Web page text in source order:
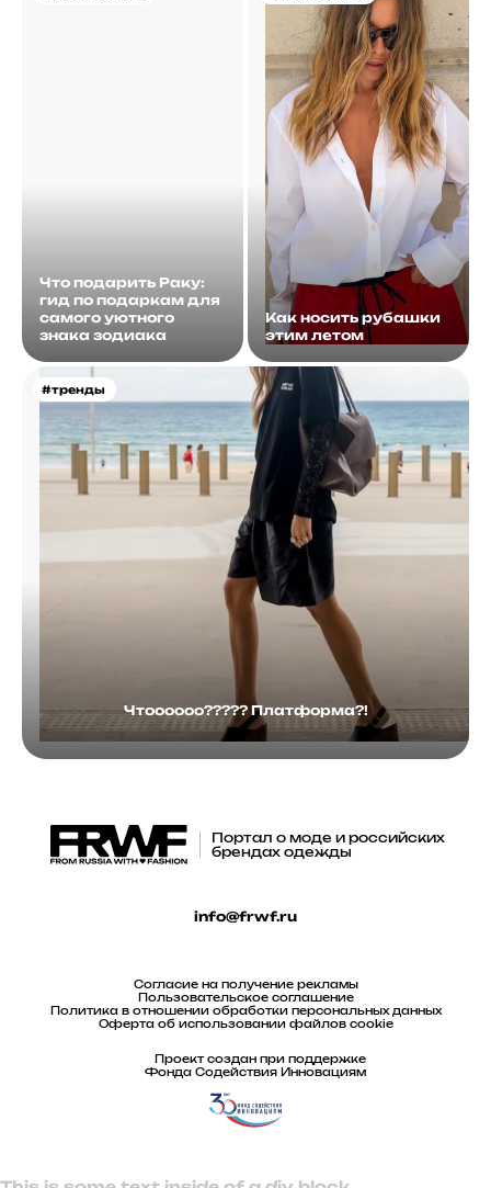
Что подарить Раку:
гид по подаркам для
самого уютного
знака зодиака
Как носить рубашки
этим летом
#тренды
Чтоооооо????? Платформа?!
Портал о моде и российских
брендах одежды
info@frwf.ru
Согласие на получение рекламы
Пользовательское соглашение
Политика в отношении обработки персональных данных
Оферта об использовании файлов cookie
Проект создан при поддержке
Фонда Содействия Инновациям